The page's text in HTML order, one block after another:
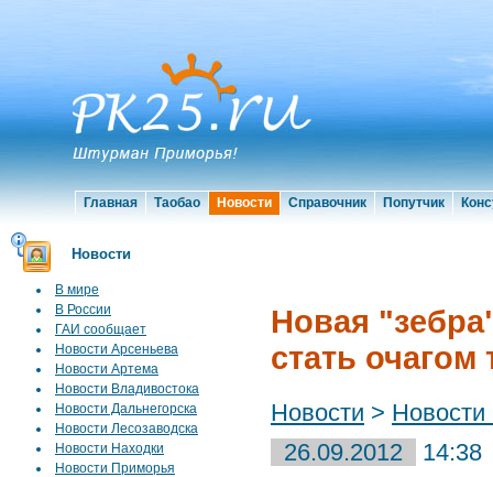
Главная Таобао Новости Справочник Попутчик
Новости
В мире
В России
ГАИ сообщает
Новости Арсеньева
Новости Артема
Новости Владивостока
Новости Дальнегорска
Новости Лесозаводска
Новости Находки
Новости Приморья
Новая
стать очагом
Новости > Новости
26.09.2012
14:38